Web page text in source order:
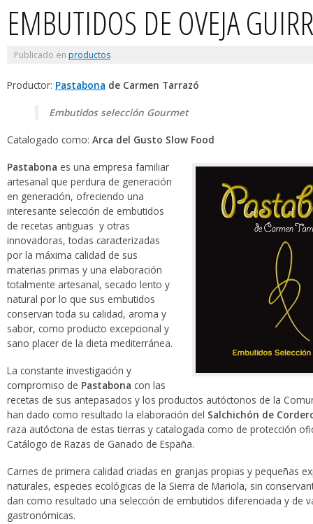
EMBUTIDOS DE OVEJA
Publicado en productos
Productor: Pastabona de Carmen Tarrazó
Embutidos selección Gourmet
Catalogado como: Arca del Gusto Slow Food
Pastabona es una empresa familiar
artesanal que perdura de generación
en generación, ofreciendo una
interesante selección de embutidos
de recetas antiguas y otras
innovadoras, todas caracterizadas
por la máxima calidad de sus
materias primas y una elaboración
totalmente artesanal, secado lento y
natural por lo que sus embutidos
conservan toda su calidad, aroma y
sabor, como producto excepcional y
sano placer de la dieta mediterránea.
La constante investigación y
compromiso de Pastabona con las
recetas de sus antepasados y los productos autóctonos de la
han dado como resultado la elaboración del Salchichón de
raza autóctona de estas tierras y catalogada como de protección
Catálogo de Razas de Ganado de España.
Carnes de primera calidad criadas en granjas propias y pequeñas
naturales, especies ecológicas de la Sierra de Mariola, sin
dan como resultado una selección de embutidos diferenciada y de
gastronómicas.